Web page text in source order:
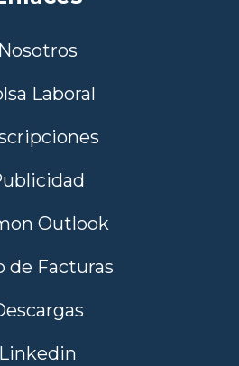
Nosotros
Laboral
Outlook
de Facturas
Linkedin